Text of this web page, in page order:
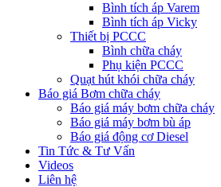
Bình tích áp Varem
Bình tích áp Vicky
Thiết bị PCCC
Bình chữa cháy
Phụ kiện PCCC
Quạt hút khói chữa cháy
Báo giá Bơm chữa cháy
Báo giá máy bơm chữa cháy
Báo giá máy bơm bù áp
Báo giá động cơ Diesel
Tin Tức & Tư Vấn
Videos
Liên hệ